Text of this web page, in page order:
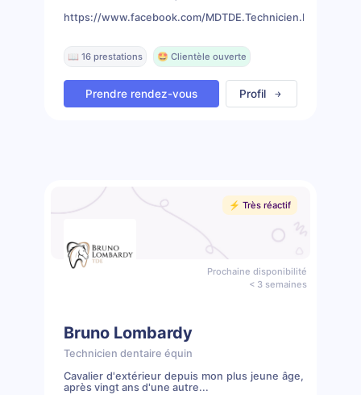
https://www.facebook.com/
📖 16 prestations 🤩 Clientèle ouverte
Prendre rendez-vous Profil
⚡️ Très réactif
Prochaine disponibilité
< 3 semaines
Bruno Lombardy
Technicien dentaire équin
Cavalier d'extérieur depuis mon plus jeune âge,
après vingt ans d'une autre...